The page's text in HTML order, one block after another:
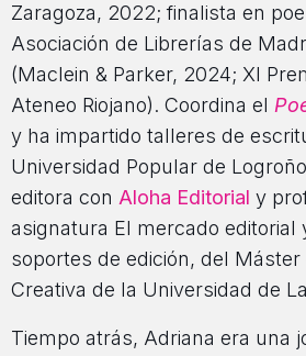
Zaragoza, 2022; finalista en
Asociación de Librerías de
(Maclein & Parker, 2024; XI
Ateneo Riojano). Coordina el
y ha impartido talleres de
Universidad Popular de
editora con Aloha Editorial y
asignatura El mercado editorial
soportes de edición, del Máster
Creativa de la Universidad de
Tiempo atrás, Adriana era una